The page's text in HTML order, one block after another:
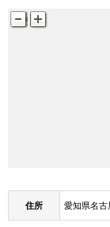
名古屋駅前
古屋駅前(名古屋空港線
古屋駅前(名古屋空港線
住所 愛知県名